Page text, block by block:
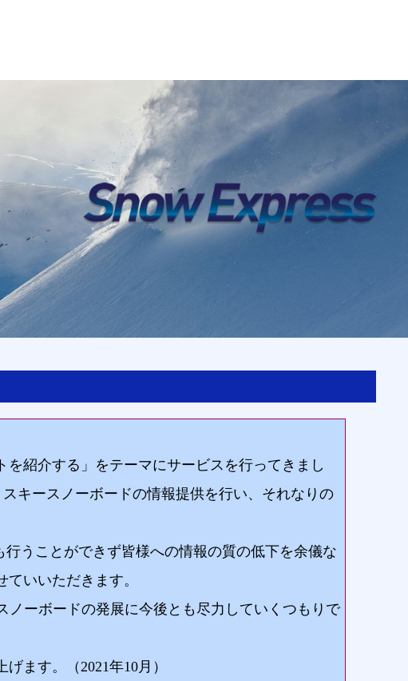
を紹介する」をテーマにサービスを行ってきまし
キースノーボードの情報提供を行い、それなりの
うことができず皆様への情報の質の低下を余儀な
いいただきます。
ーボードの発展に今後とも尽力していくつもりで
ます。（2021年10月）